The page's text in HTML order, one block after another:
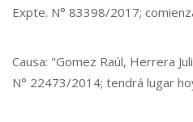
Expte. N° 83398/2017;
Causa: "Gomez Raúl, Herrera
N° 22473/2014; tendrá lugar